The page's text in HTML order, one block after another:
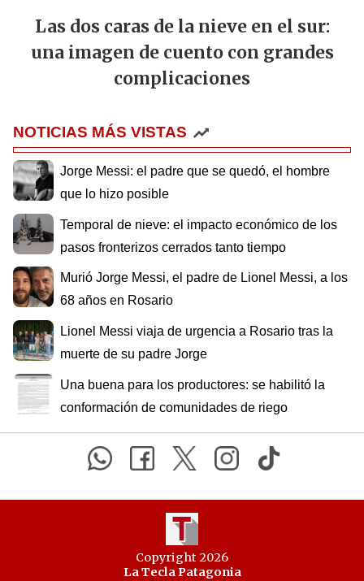
Las dos caras de la nieve en el sur:
una imagen de cuento con grandes
complicaciones
NOTICIAS MÁS VISTAS
Jorge Messi: el padre que se quedó, el hombre
que lo hizo posible
Temporal de nieve: el impacto económico de los
pasos fronterizos cerrados tanto tiempo
Murió Jorge Messi, el padre de Lionel Messi, a los
68 años en Rosario
Lionel Messi viaja de urgencia a Rosario tras la
muerte de su padre Jorge
Una buena para los productores: se habilitó la
conformación de comunidades de riego
Copyright 2026
La Tecla Patagonia